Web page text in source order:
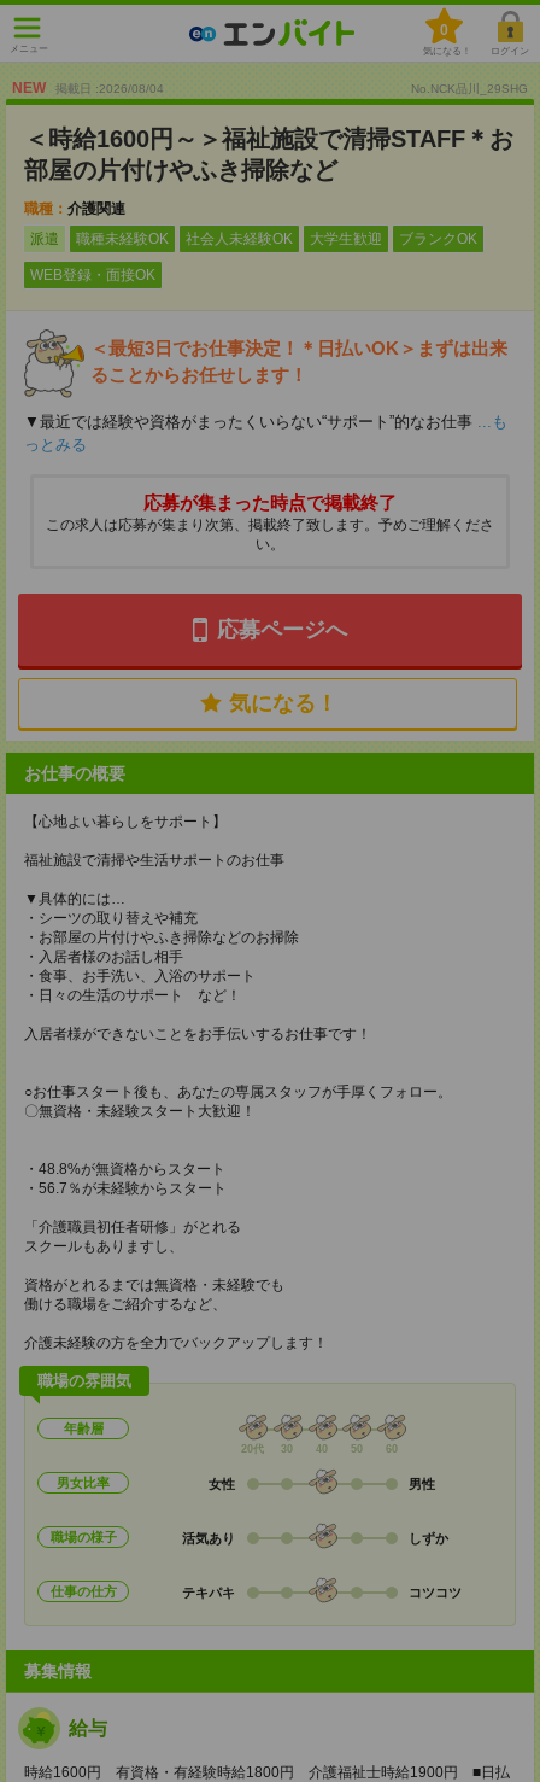
メニュー
0
気になる！ ログイン
NEW 掲載日 :2026/08/04 No.NCK品川_29SHG
＜時給1600円～＞福祉施設で清掃STAFF＊お
部屋の片付けやふき掃除など
職種： 介護関連
派遣
職種未経験OK 社会人未経験OK 大学生歓迎 ブランクOK
WEB登録・面接OK
＜最短3日でお仕事決定！＊日払いOK＞まずは出来
ることからお任せします！
▼最近では経験や資格がまったくいらない“サポート”的なお仕事 ...も
っとみる
応募が集まった時点で掲載終了
この求人は応募が集まり次第、掲載終了致します。予めご理解くださ
い。
応募ページへ
気になる！
お仕事の概要
【心地よい暮らしをサポート】
福祉施設で清掃や生活サポートのお仕事
▼具体的には…
・シーツの取り替えや補充
・お部屋の片付けやふき掃除などのお掃除
・入居者様のお話し相手
・食事、お手洗い、入浴のサポート
・日々の生活のサポート など！
入居者様ができないことをお手伝いするお仕事です！
○お仕事スタート後も、あなたの専属スタッフが手厚くフォロー。
〇無資格・未経験スタート大歓迎！
・48.8%が無資格からスタート
・56.7％が未経験からスタート
「介護職員初任者研修」がとれる
スクールもありますし、
資格がとれるまでは無資格・未経験でも
働ける職場をご紹介するなど、
介護未経験の方を全力でバックアップします！
職場の雰囲気
年齢層
20代 30 40 50 60
男女比率 女性 男性
職場の様子 活気あり しずか
仕事の仕方 テキパキ コツコツ
募集情報
給与
時給1600円 有資格・有経験時給1800円 介護福祉士時給1900円 ■日払